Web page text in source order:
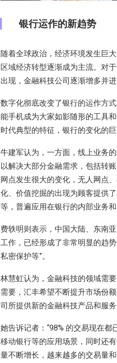
银行运作的新趋势
随着全球政治，经济环境发生巨
区域经济转型逐渐成为主流。对
出现，金融科技公司逐渐增多并进
数字化彻底改变了银行的运作方
能手机成为大家如影随形的工具
时代典型的特征，银行的变化的
牛建军认为，一方面，线上业务
以解决大部分金融需求，包括转
网点发生很大的变化，无人网点
化、价值挖掘的出现为顾客提供
等，普遍应用在银行的内部业务和
费轶明则表示，中国大陆、东南
工作，已经形成了非常明显的趋
私密保护等”。
林慧虹认为，金融科技的领域需
需要，汇丰希望不断提升市场份
司所提供新的金融科技产品和服务
她告诉记者：“98% 的交易现在都
移动银行等的应用场景，同时还
量不断增长，越来越多的交易量